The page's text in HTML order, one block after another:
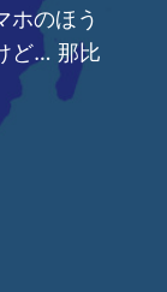
ホのほう
ど… 那比